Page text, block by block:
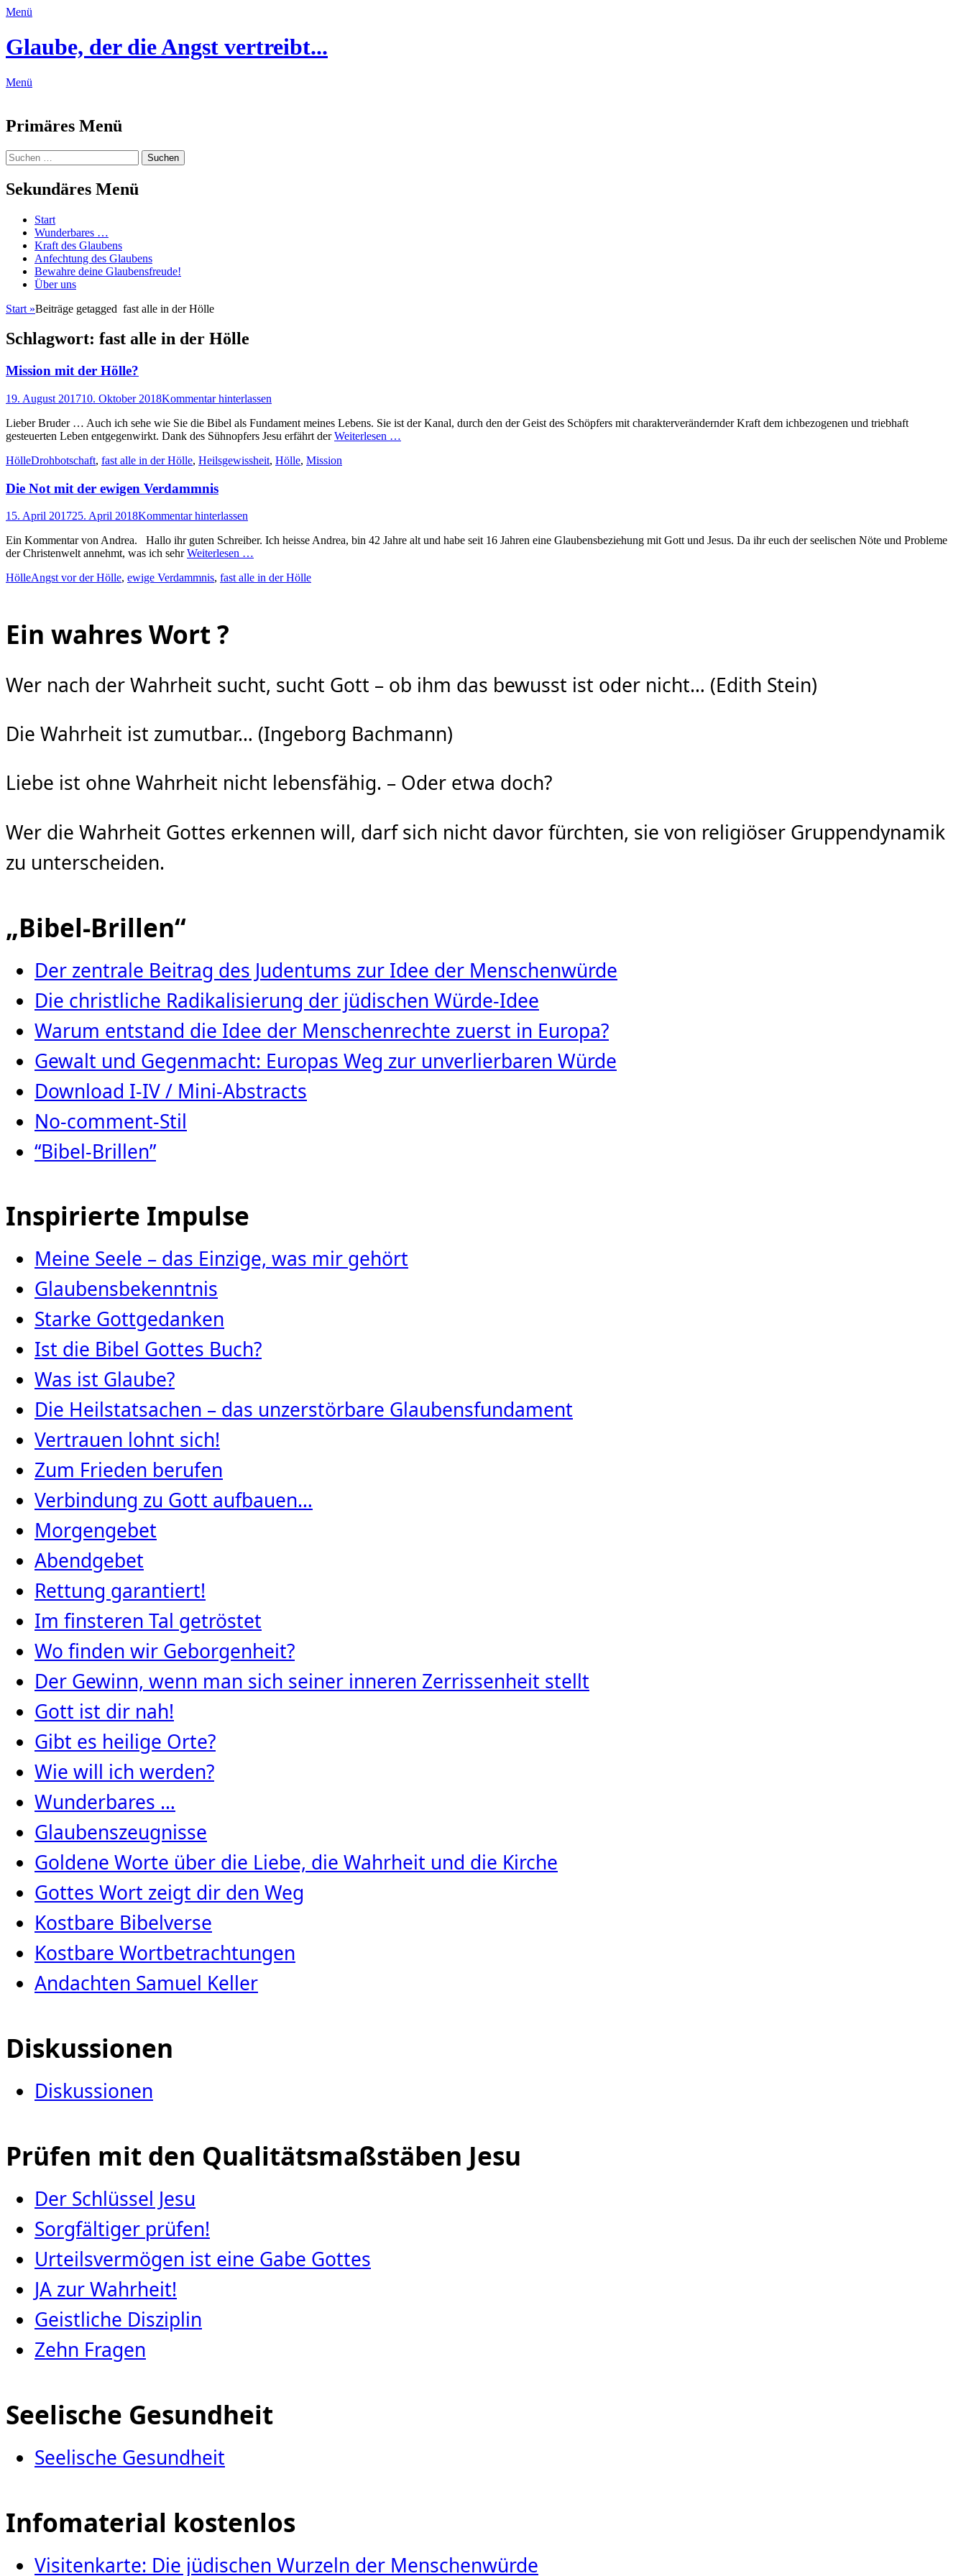
Menü
Glaube, der die Angst vertreibt...
Menü
Primäres Menü
Zum
Inhalt
springen
Suchen
Suchen
nach:
Sekundäres Menü
Zum
Inhalt
springen
Start
Wunderbares …
Kraft des Glaubens
Anfechtung des Glaubens
Bewahre deine Glaubensfreude!
Über uns
Start »Beiträge getagged fast alle in der Hölle
Schlagwort: fast alle in der Hölle
Mission mit der Hölle?
Posted
19. August 201710. Oktober 2018Kommentar hinterlassen
Lieber Bruder … Auch ich sehe wie Sie die Bibel als Fundament meines Lebens. Sie ist der Kanal, durch den der Geist des Schöpfers mit charakterverändernder Kraft dem ichbezogenen und triebhaft
gesteuerten Leben entgegenwirkt. Dank des Sühnopfers Jesu erfährt derWeiterlesen …
Kategorien
HölleSchlagworte
Drohbotschaft, fast alle in der Hölle, Heilsgewissheit, Hölle, Mission
Die Not mit der ewigen Verdammnis
Posted
15. April 201725. April 2018Kommentar hinterlassen
Ein Kommentar von Andrea. Hallo ihr guten Schreiber. Ich heisse Andrea, bin 42 Jahre alt und habe seit 16 Jahren eine Glaubensbeziehung mit Gott und Jesus. Da ihr euch der seelischen Nöte und Probleme
der Christenwelt annehmt, was ich sehrWeiterlesen …
Kategorien
HölleSchlagworte
Angst vor der Hölle, ewige Verdammnis, fast alle in der Hölle
Ein wahres Wort ?
Wer nach der Wahrheit sucht, sucht Gott – ob ihm das bewusst ist oder nicht… (Edith Stein)
Die Wahrheit ist zumutbar… (Ingeborg Bachmann)
Liebe ist ohne Wahrheit nicht lebensfähig. – Oder etwa doch?
Wer die Wahrheit Gottes erkennen will, darf sich nicht davor fürchten, sie von religiöser Gruppendynamik
zu unterscheiden.
„Bibel-Brillen“
Der zentrale Beitrag des Judentums zur Idee der Menschenwürde
Die christliche Radikalisierung der jüdischen Würde‑Idee
Warum entstand die Idee der Menschenrechte zuerst in Europa?
Gewalt und Gegenmacht: Europas Weg zur unverlierbaren Würde
Download I-IV / Mini-Abstracts
No-comment-Stil
“Bibel-Brillen”
Inspirierte Impulse
Meine Seele – das Einzige, was mir gehört
Glaubensbekenntnis
Starke Gottgedanken
Ist die Bibel Gottes Buch?
Was ist Glaube?
Die Heilstatsachen – das unzerstörbare Glaubensfundament
Vertrauen lohnt sich!
Zum Frieden berufen
Verbindung zu Gott aufbauen…
Morgengebet
Abendgebet
Rettung garantiert!
Im finsteren Tal getröstet
Wo finden wir Geborgenheit?
Der Gewinn, wenn man sich seiner inneren Zerrissenheit stellt
Gott ist dir nah!
Gibt es heilige Orte?
Wie will ich werden?
Wunderbares …
Glaubenszeugnisse
Goldene Worte über die Liebe, die Wahrheit und die Kirche
Gottes Wort zeigt dir den Weg
Kostbare Bibelverse
Kostbare Wortbetrachtungen
Andachten Samuel Keller
Diskussionen
Diskussionen
Prüfen mit den Qualitätsmaßstäben Jesu
Der Schlüssel Jesu
Sorgfältiger prüfen!
Urteilsvermögen ist eine Gabe Gottes
JA zur Wahrheit!
Geistliche Disziplin
Zehn Fragen
Seelische Gesundheit
Seelische Gesundheit
Infomaterial kostenlos
Visitenkarte: Die jüdischen Wurzeln der Menschenwürde